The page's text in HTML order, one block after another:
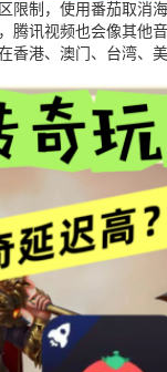
限制，使用番茄取消
腾讯视频也会像其他
香港、澳门、台湾、